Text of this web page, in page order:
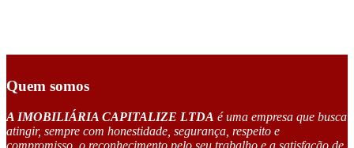
Quem somos
A IMOBILIÁRIA CAPITALIZE LTDA é uma empresa que busca
atingir, sempre com honestidade, segurança, respeito e
compromisso, o reconhecimento pelo seu trabalho e a satisfação de